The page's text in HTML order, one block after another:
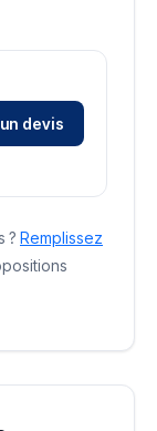
devis
? Remplissez